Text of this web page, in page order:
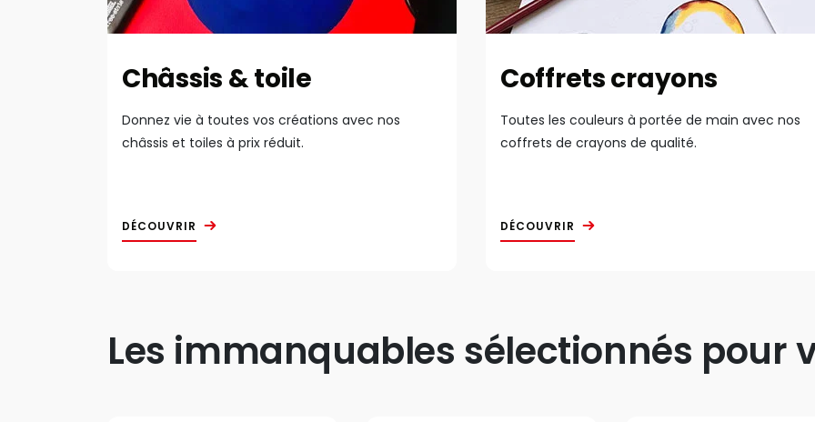
Châssis & toile
Donnez vie à toutes vos créations avec nos
châssis et toiles à prix réduit.
DÉCOUVRIR
Coffrets crayons
Toutes les couleurs à portée de main avec nos
coffrets de crayons de qualité.
DÉCOUVRIR
Les immanquables sélectionnés pour